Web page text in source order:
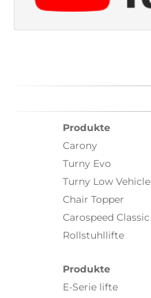
Produkte
Carony
Turny Evo
Turny Low Vehicle
Chair Topper
Carospeed Classic
Rollstuhllifte
Produkte
E-Serie lifte